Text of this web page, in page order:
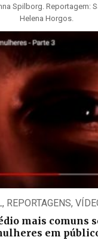
Spilborg. Reportagem:
Helena Horgos.
, REPORTAGENS,
mais comuns
em